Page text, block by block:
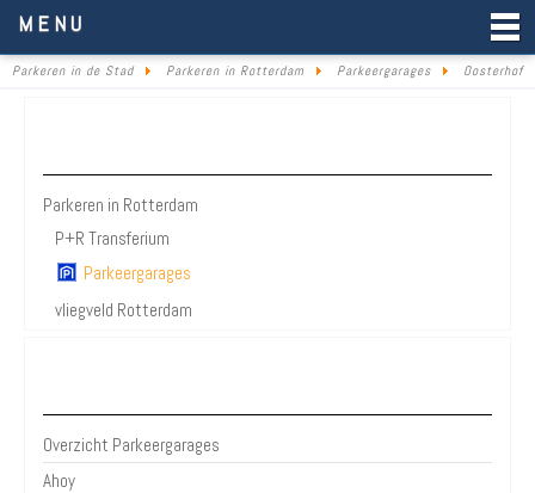
MENU
Parkeren in de Stad Parkeren in Rotterdam Parkeergarages Oosterhof
Parkeren in Rotterdam
P+R Transferium
Parkeergarages
vliegveld Rotterdam
Overzicht Parkeergarages
Ahoy